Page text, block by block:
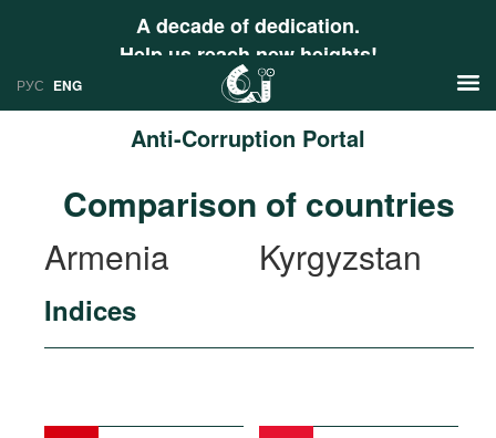
A decade of dedication.
Help us reach new heights!
РУС ENG
Anti-Corruption Portal
Research
Countries
Comparison of countries
Armenia
Kyrgyzstan
Indices